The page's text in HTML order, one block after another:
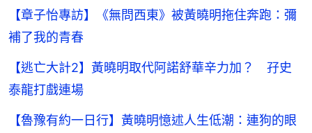
【章子怡專訪】《無問西東》被黃曉明拖住奔跑：彌
補了我的青春
【逃亡大計2】黃曉明取代阿諾舒華辛力加？ 孖史
泰龍打戲連場
【魯豫有約一日行】黃曉明憶述人生低潮：連狗的眼